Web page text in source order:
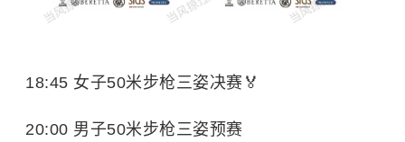
18:45 女子50米步枪三姿决赛🏅
20:00 男子50米步枪三姿预赛